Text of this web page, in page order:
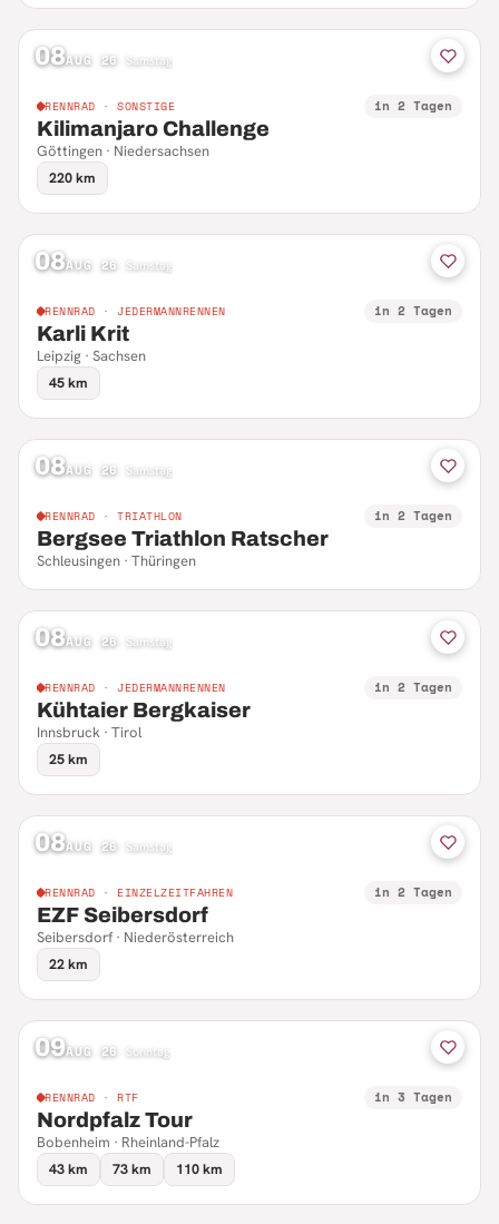
08AUG 26 Samstag
RENNRAD · SONSTIGE in 2 Tagen
Kilimanjaro Challenge
Göttingen · Niedersachsen
220 km
08AUG 26 Samstag
RENNRAD · JEDERMANNRENNEN in 2 Tagen
Karli Krit
Leipzig · Sachsen
45 km
08AUG 26 Samstag
RENNRAD · TRIATHLON in 2 Tagen
Bergsee Triathlon Ratscher
Schleusingen · Thüringen
08AUG 26 Samstag
RENNRAD · JEDERMANNRENNEN in 2 Tagen
Kühtaier Bergkaiser
Innsbruck · Tirol
25 km
08AUG 26 Samstag
RENNRAD · EINZELZEITFAHREN in 2 Tagen
EZF Seibersdorf
Seibersdorf · Niederösterreich
22 km
09AUG 26 Sonntag
RENNRAD · RTF in 3 Tagen
Nordpfalz Tour
Bobenheim · Rheinland-Pfalz
43 km
73 km 110 km